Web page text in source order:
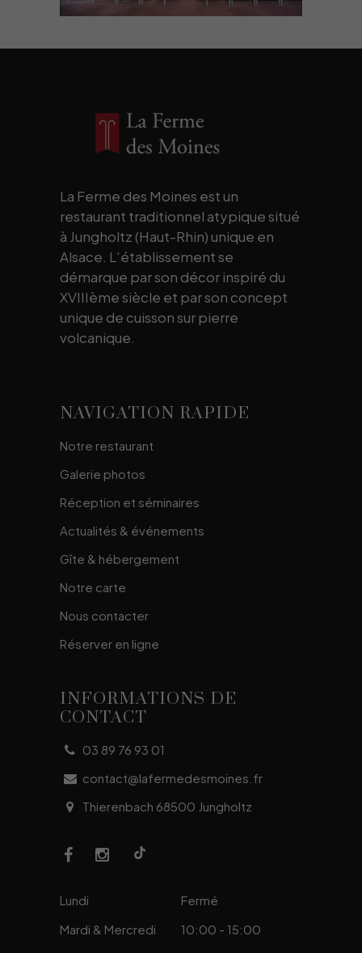
La Ferme des Moines est un
restaurant traditionnel atypique situé
à Jungholtz (Haut-Rhin) unique en
Alsace. L’établissement se
démarque par son décor inspiré du
XVIIIème siècle et par son concept
unique de cuisson sur pierre
volcanique.
NAVIGATION RAPIDE
Notre restaurant
Galerie photos
Réception et séminaires
Actualités & événements
Gîte & hébergement
Notre carte
Nous contacter
Réserver en ligne
INFORMATIONS DE
CONTACT
03 89 76 93 01
contact@lafermedesmoines.fr
Thierenbach 68500 Jungholtz
Lundi
Fermé
Mardi & Mercredi
10:00 - 15:00